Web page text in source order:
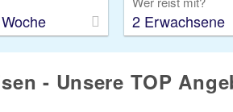
2 Erwachsene
- Unsere TOP